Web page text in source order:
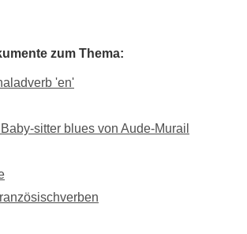
zum Thema:
'en'
sitter blues von Aude-Murail